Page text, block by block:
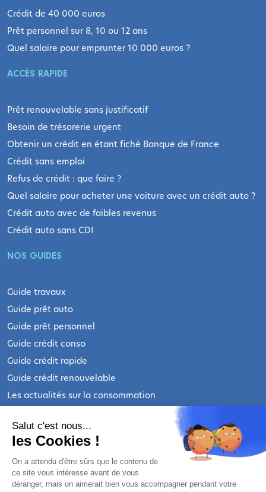
Crédit de 40 000 euros
Prêt personnel sur 8, 10 ou 12 ans
Quel salaire pour emprunter 10 000 euros ?
ACCÈS RAPIDE
Prêt renouvelable sans justificatif
Besoin de trésorerie urgent
Obtenir un crédit en étant fiché Banque de France
Crédit sans emploi
Refus de crédit : que faire ?
Quel salaire pour acheter une voiture avec un crédit auto ?
Crédit auto avec de faibles revenus
Crédit auto sans CDI
NOS GUIDES
Guide travaux
Guide prêt auto
Guide prêt personnel
Guide crédit conso
Guide crédit rapide
Guide crédit renouvelable
Les actualités sur la consommation
INFORMATIONS LÉGALES
Qui sommes-nous ?
Nous contacter
Salut c'est nous...
les Cookies !
On a attendu d'être sûrs que le contenu de
ce site vous intéresse avant de vous
déranger, mais on aimerait bien vous accompagner pendant votre